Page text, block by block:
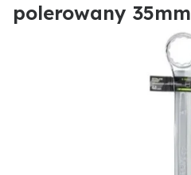
polerowany 35mm